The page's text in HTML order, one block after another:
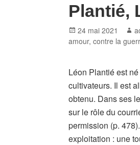
Plantié,
Posted
on
24 mai 2021
amour,contre la
Léon Plantié est
cultivateurs. Il est
obtenu. Dans ses
sur le rôle du
permission (p.
exploitation : une